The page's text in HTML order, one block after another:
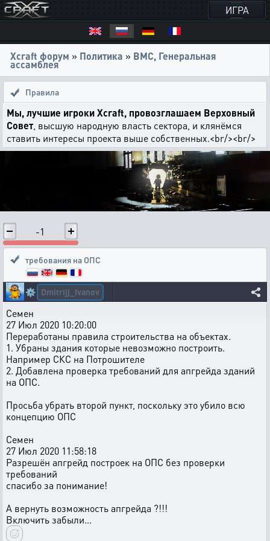
ИГРА
Xcraft форум » Политика » ВМС, Генеральная
ассамблея
Правила
Мы, лучшие игроки Xcraft, провозглашаем Верховный
Совет, высшую народную власть сектора, и клянёмся
ставить интересы проекта выше собственных.<br/><br/>
-1
требования на ОПС
⚙️ Dmitrijj_Ivanov
Семен
27 Июл 2020 10:20:00
Переработаны правила строительства на объектах.
1. Убраны здания которые невозможно построить.
Например СКС на Потрошителе
2. Добавлена проверка требований для апгрейда зданий
на ОПС.
Просьба убрать второй пункт, поскольку это убило всю
концепцию ОПС
Семен
27 Июл 2020 11:58:18
Разрешён апгрейд построек на ОПС без проверки
требований
спасибо за понимание!
А вернуть возможность апгрейда ?!!!
Включить забыли...